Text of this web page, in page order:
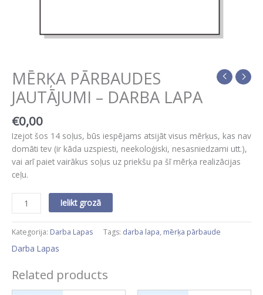
MĒRĶA PĀRBAUDES
JAUTĀJUMI – DARBA LAPA
€ 0,00
Izejot šos 14 soļus, būs iespējams atsijāt visus mērķus, kas
nav domāti tev (ir kāda uzspiesti, neekoloģiski,
nesasniedzami utt.), vai arī paiet vairākus soļus uz priekšu pa
šī mērķa realizācijas ceļu.
Ielikt grozā
Kategorija:Darba Lapas Tags:darba lapa,mērķa pārbaude
Darba Lapas
Darba Lapas